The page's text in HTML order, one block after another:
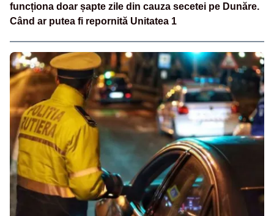
funcționa doar șapte zile din cauza secetei pe Dunăre.
Când ar putea fi repornită Unitatea 1